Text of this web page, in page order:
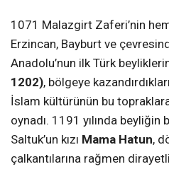
1071 Malazgirt Zaferi’nin
Erzincan, Bayburt ve
Anadolu’nun ilk Türk
1202), bölgeye
İslam kültürünün bu
oynadı. 1191 yılında beyliğin
Saltuk’un kızı Mama Hatun,
çalkantılarına rağmen